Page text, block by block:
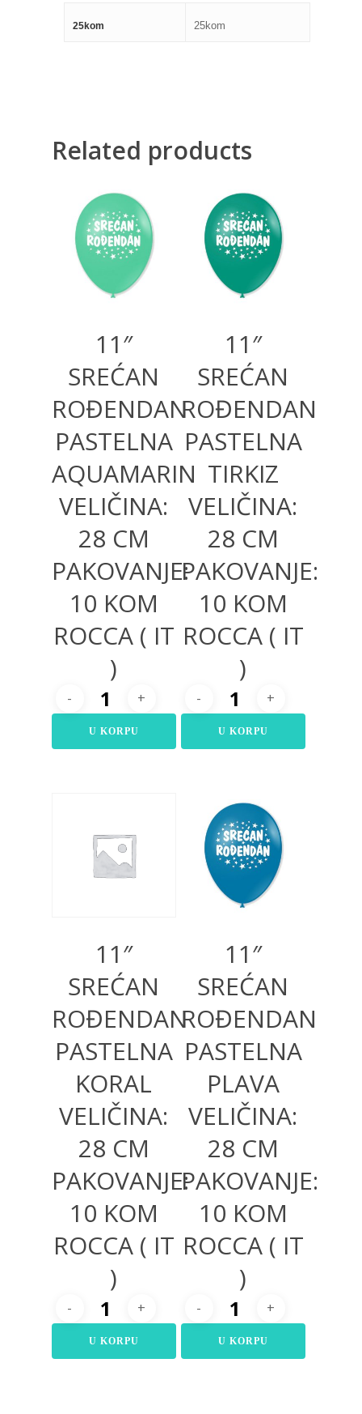
25kom 25kom
Related products
300,00RSD
11″
SREĆAN
ROĐENDAN
PASTELNA
AQUAMARIN
VELIČINA:
28 CM
PAKOVANJE:
10 KOM
ROCCA ( IT
)
U KORPU
300,00RSD
11″
SREĆAN
ROĐENDAN
PASTELNA
TIRKIZ
VELIČINA:
28 CM
PAKOVANJE:
10 KOM
ROCCA ( IT
)
U KORPU
300,00RSD
11″
SREĆAN
ROĐENDAN
PASTELNA
KORAL
VELIČINA:
28 CM
PAKOVANJE:
10 KOM
ROCCA ( IT
)
U KORPU
300,00RSD
11″
SREĆAN
ROĐENDAN
PASTELNA
PLAVA
VELIČINA:
28 CM
PAKOVANJE:
10 KOM
ROCCA ( IT
)
U KORPU